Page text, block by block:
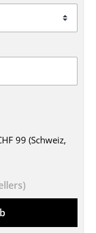
99 (Schweiz,